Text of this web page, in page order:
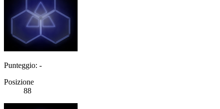
Punteggio: -
Posizione
88